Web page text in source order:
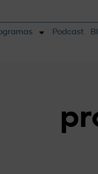
Podcast